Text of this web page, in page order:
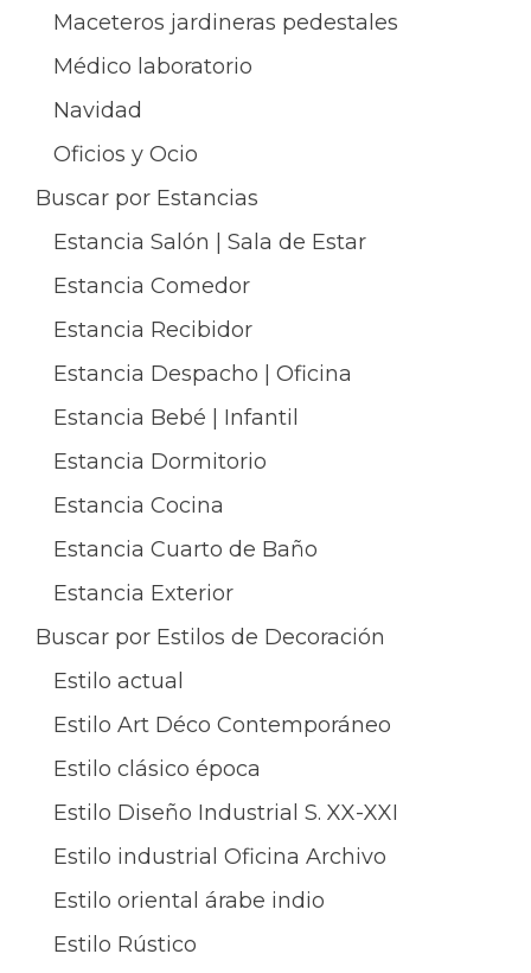
Maceteros jardineras pedestales
Médico laboratorio
Navidad
Oficios y Ocio
Buscar por Estancias
Estancia Salón | Sala de Estar
Estancia Comedor
Estancia Recibidor
Estancia Despacho | Oficina
Estancia Bebé | Infantil
Estancia Dormitorio
Estancia Cocina
Estancia Cuarto de Baño
Estancia Exterior
Buscar por Estilos de Decoración
Estilo actual
Estilo Art Déco Contemporáneo
Estilo clásico época
Estilo Diseño Industrial S. XX-XXI
Estilo industrial Oficina Archivo
Estilo oriental árabe indio
Estilo Rústico